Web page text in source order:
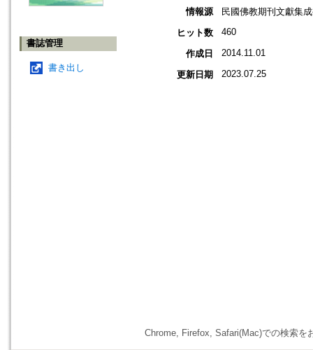
書誌管理
書き出し
情報源
民國佛教期刊文獻集
ヒット数
460
作成日 2014.11.01
更新日期 2023.07.25
Chrome, Firefox, Safari(Mac)での検索を